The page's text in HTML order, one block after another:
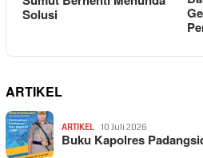
Solusi
ARTIKEL
ARTIKEL 10 Juli 2026
Buku Kapolres